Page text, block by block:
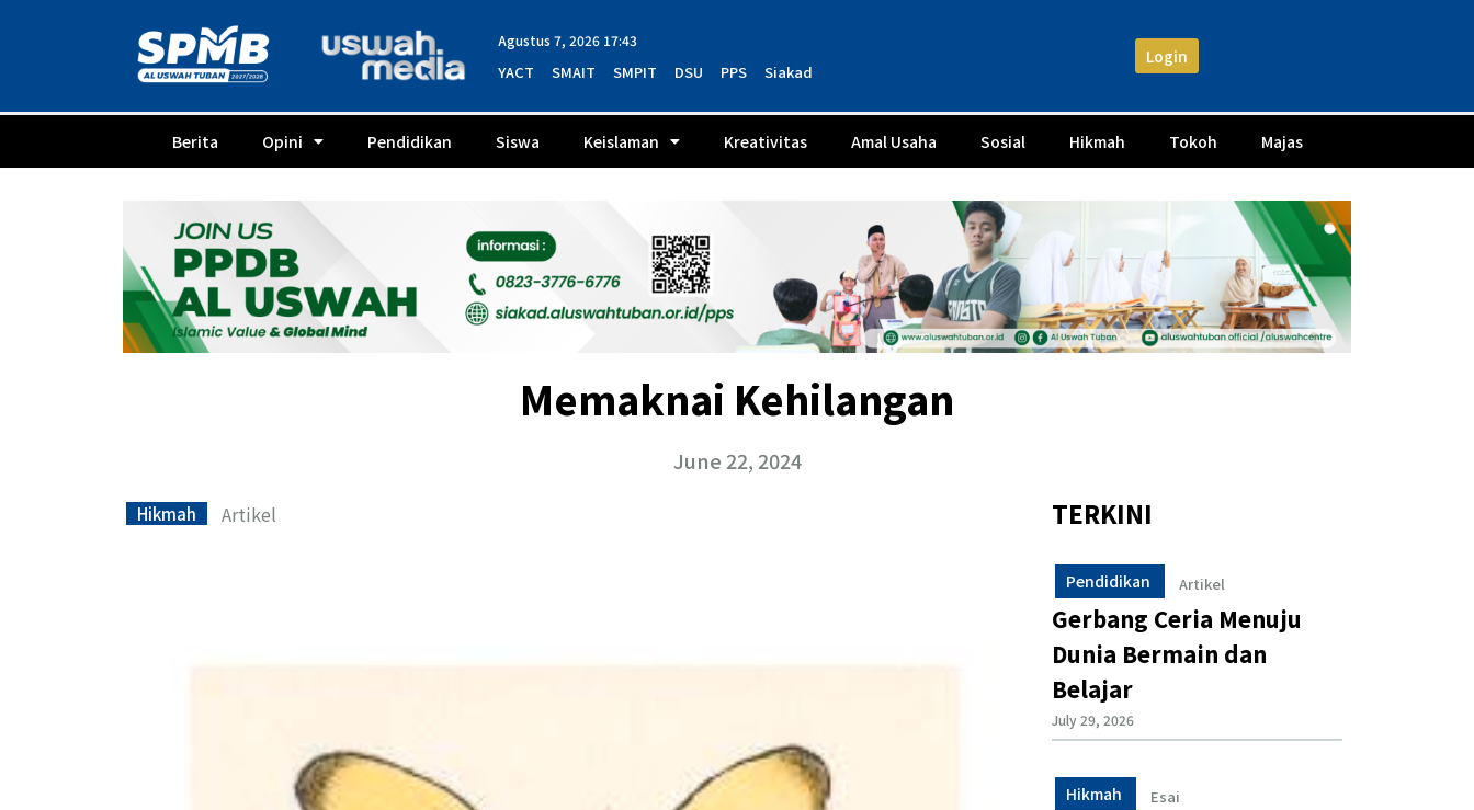
Login
Agustus 7, 2026 17:43
YACT SMAIT SMPIT DSU PPS Siakad
Berita Opini Pendidikan Siswa Keislaman Kreativitas Amal Usaha Sosial Hikmah Tokoh Majas
Memaknai Kehilangan
June 22, 2024
Hikmah Artikel TERKINI
Pendidikan Artikel
Gerbang Ceria Menuju
Dunia Bermain dan
Belajar
July 29, 2026
Hikmah Esai